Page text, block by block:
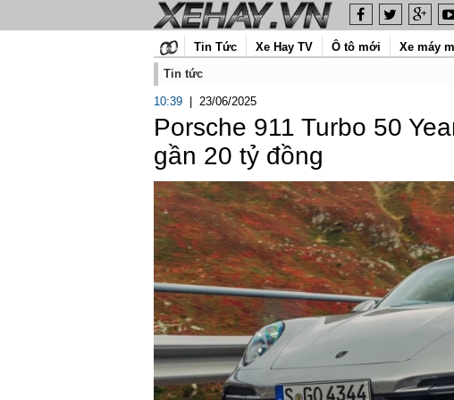
Tin Tức Xe Hay TV Ô tô mới Xe máy
Tin tức
10:39 23/06/2025
Porsche 911 Turbo 50
gần 20 tỷ đồng